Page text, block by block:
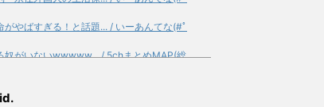
やばすぎる！と話題... / いーあんてな(#ﾟ
奴がいないwwwww... / 5chまとめMAP(総